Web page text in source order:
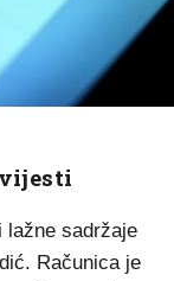
lažne sadržaje
Računica je